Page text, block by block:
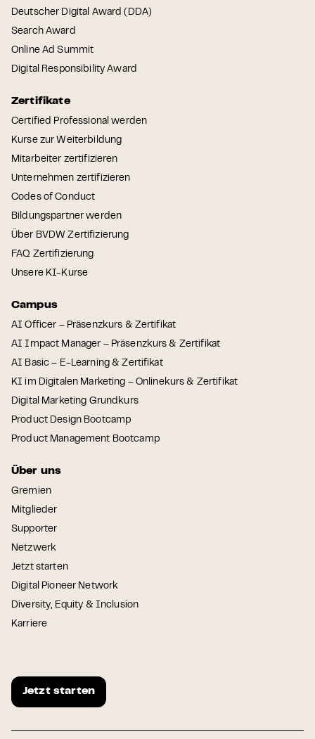
Deutscher Digital Award (DDA)
Search Award
Online Ad Summit
Digital Responsibility Award
Zertifikate
Certified Professional werden
Kurse zur Weiterbildung
Mitarbeiter zertifizieren
Unternehmen zertifizieren
Codes of Conduct
Bildungspartner werden
Über BVDW Zertifizierung
FAQ Zertifizierung
Unsere KI-Kurse
Campus
AI Officer – Präsenzkurs & Zertifikat
AI Impact Manager – Präsenzkurs & Zertifikat
AI Basic – E-Learning & Zertifikat
KI im Digitalen Marketing – Onlinekurs & Zertifikat
Digital Marketing Grundkurs
Product Design Bootcamp
Product Management Bootcamp
Über uns
Gremien
Mitglieder
Supporter
Netzwerk
Jetzt starten
Digital Pioneer Network
Diversity, Equity & Inclusion
Karriere
Jetzt starten